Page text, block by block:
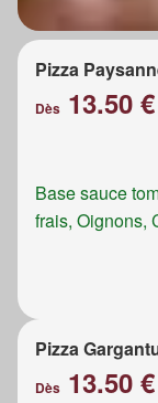
Pizza
Dès 13.50 €
Base sauce
frais, Oignons,
Pizza
Dès 13.50 €